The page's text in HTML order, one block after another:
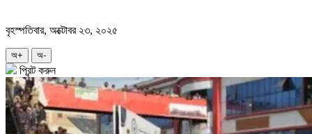
বৃহস্পতিবার, অক্টোবর ২৩, ২০২৫
অ+ অ-
প্রিন্ট করুন